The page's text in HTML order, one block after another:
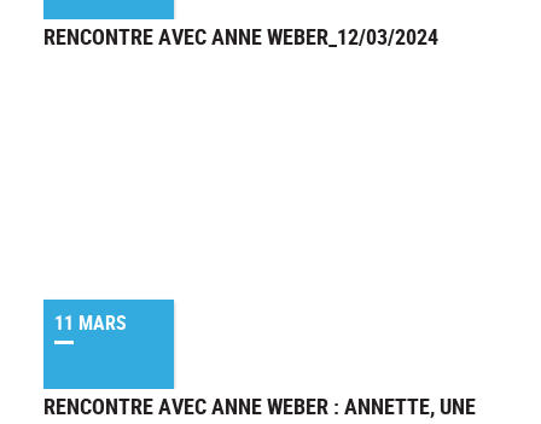
RENCONTRE AVEC ANNE WEBER_12/03/2024
11 MARS
RENCONTRE AVEC ANNE WEBER : ANNETTE, UNE